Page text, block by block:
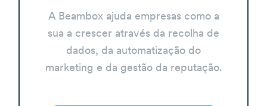
A Beambox ajuda empresas como a
sua a crescer através da recolha de
dados, da automatização do
marketing e da gestão da reputação.